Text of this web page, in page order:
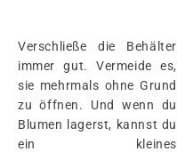
Verschließe die Behälter
immer gut. Vermeide es,
sie mehrmals ohne Grund
zu öffnen. Und wenn du
Blumen lagerst, kannst du
ein kleines